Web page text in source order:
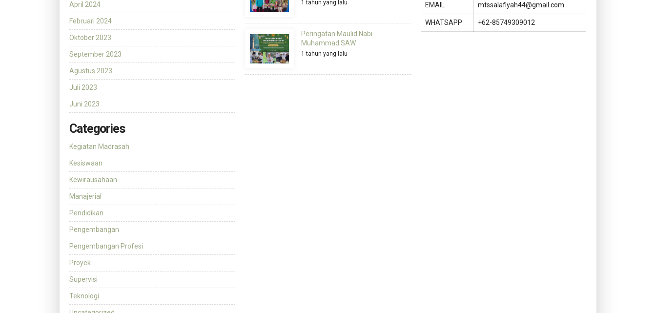
April 2024
Februari 2024
Oktober 2023
September 2023
Agustus 2023
Juli 2023
Juni 2023
Categories
Kegiatan Madrasah
Kesiswaan
Kewirausahaan
Manajerial
Pendidikan
Pengembangan
Pengembangan Profesi
Proyek
Supervisi
Teknologi
1 tahun yang lalu
Peringatan Maulid Nabi
Muhammad SAW
1 tahun yang lalu
EMAIL mtssalafiyah44@gmail.com
WHATSAPP +62-85749309012